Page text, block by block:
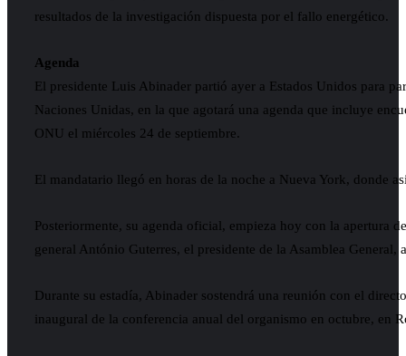
resultados de la investigación dispuesta por el fallo energético.
Agenda
El presidente Luis Abinader partió ayer a Estados Unidos para
Naciones Unidas, en la que agotará una agenda que incluye
ONU el miércoles 24 de septiembre.
El mandatario llegó en horas de la noche a Nueva York, donde
Posteriormente, su agenda oficial, empieza hoy con la apertura
general António Guterres, el presidente de la Asamblea
Durante su estadía, Abinader sostendrá una reunión con el
inaugural de la conferencia anual del organismo en octubre, en